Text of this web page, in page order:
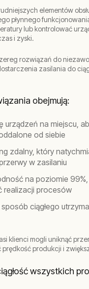
elementów
płynnego
lub kontrolować
i zyski.
rozwiązań do
zasilania do
obejmują:
urządzeń na miejscu,
od siebie
zdalny, który
w zasilaniu
na poziomie
realizacji procesów
ciągłego
klienci mogli uniknąć
prędkość produkcji i
wszystkich